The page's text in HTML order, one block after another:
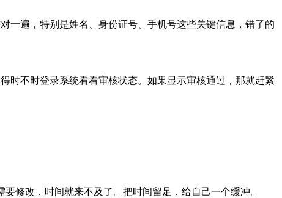
遍，特别是姓名、身份证号、手机号这些关键信息，错了的
不时登录系统看看审核状态。如果显示审核通过，那就赶紧
改，时间就来不及了。把时间留足，给自己一个缓冲。